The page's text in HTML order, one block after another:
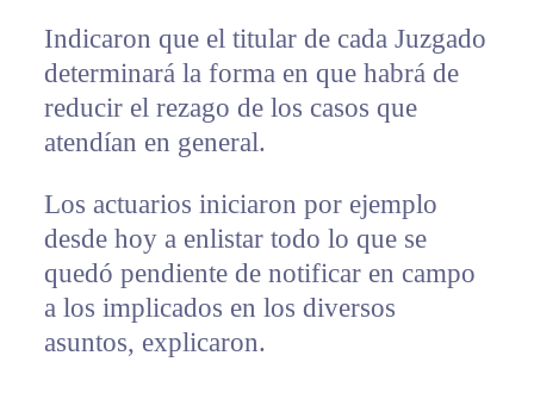
Indicaron que el titular de cada Juzgado
determinará la forma en que habrá de
reducir el rezago de los casos que
atendían en general.
Los actuarios iniciaron por ejemplo
desde hoy a enlistar todo lo que se
quedó pendiente de notificar en campo
a los implicados en los diversos
asuntos, explicaron.